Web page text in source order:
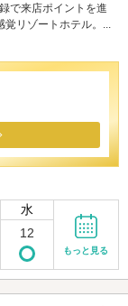
で来店ポイントを進
覚リゾートホテル。...
水
12
もっと見る